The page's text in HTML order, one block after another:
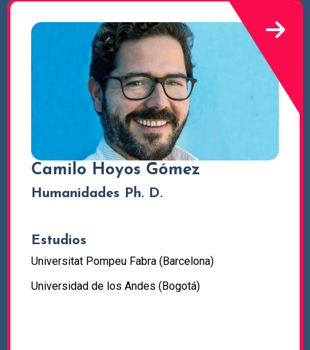
Camilo Hoyos Gómez
Humanidades Ph. D.
Estudios
Universitat Pompeu Fabra (Barcelona)
Universidad de los Andes (Bogotá)